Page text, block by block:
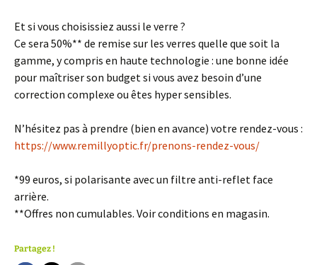
Et si vous choisissiez aussi le verre ?
Ce sera 50%** de remise sur les verres quelle que soit la
gamme, y compris en haute technologie : une bonne idée
pour maîtriser son budget si vous avez besoin d’une
correction complexe ou êtes hyper sensibles.
N’hésitez pas à prendre (bien en avance) votre rendez-vous :
https://www.remillyoptic.fr/prenons-rendez-vous/
*99 euros, si polarisante avec un filtre anti-reflet face
arrière.
**Offres non cumulables. Voir conditions en magasin.
Partagez !